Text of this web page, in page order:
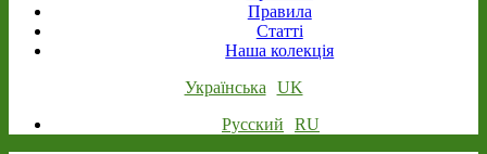
Правила
Статті
Наша колекція
Українська
UK
Русский
RU